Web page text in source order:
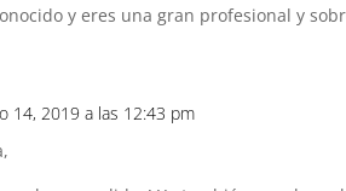
y eres una gran profesional y
14, 2019 a las 12:43 pm